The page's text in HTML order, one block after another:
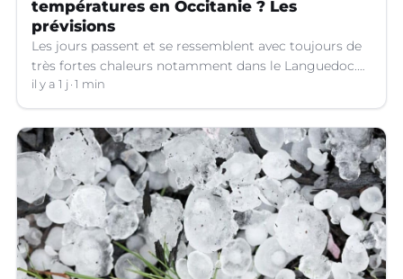
températures en Occitanie ? Les
prévisions
Les jours passent et se ressemblent avec toujours de
très fortes chaleurs notamment dans le Languedoc.
Jusqu’à quand ?
il y a 1 j 1 min